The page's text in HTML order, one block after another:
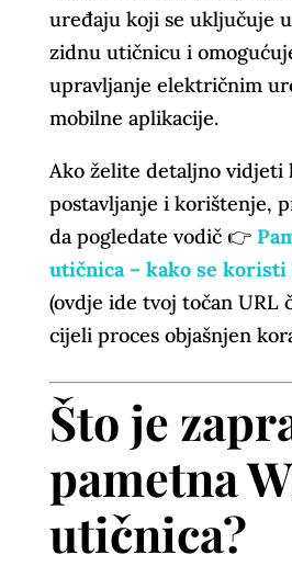
uređaju koji se uključuje
zidnu utičnicu i
upravljanje električnim
mobilne aplikacije.
Ako želite detaljno vidjeti
postavljanje i korištenje,
da pogledate vodič 👉
utičnica – kako se koristi
(ovdje ide tvoj točan URL
cijeli proces objašnjen
Što je
pametna
utičnica?